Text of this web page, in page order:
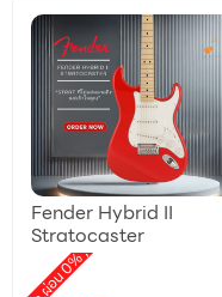
Fender Hybrid II
Stratocaster
,
ลดราคา